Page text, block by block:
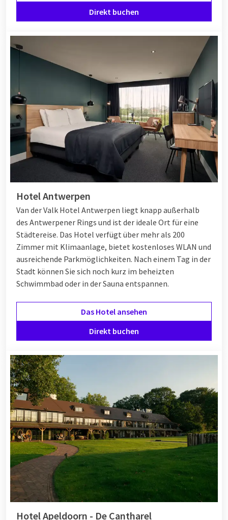
Direkt buchen
Hotel Antwerpen
Van der Valk Hotel Antwerpen liegt knapp außerhalb
des Antwerpener Rings und ist der ideale Ort für eine
Städtereise. Das Hotel verfügt über mehr als 200
Zimmer mit Klimaanlage, bietet kostenloses WLAN und
ausreichende Parkmöglichkeiten. Nach einem Tag in der
Stadt können Sie sich noch kurz im beheizten
Schwimmbad oder in der Sauna entspannen.
Das Hotel ansehen
Direkt buchen
Hotel Apeldoorn - De Cantharel